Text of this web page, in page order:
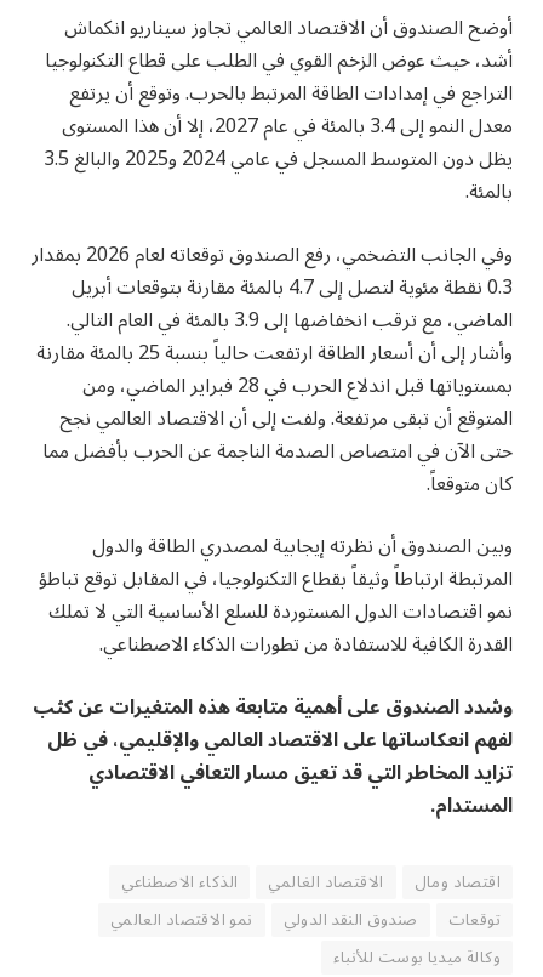
أوضح الصندوق أن الاقتصاد العالمي تجاوز سيناريو انكماش
أشد، حيث عوض الزخم القوي في الطلب على قطاع التكنولوجيا
التراجع في إمدادات الطاقة المرتبط بالحرب. وتوقع أن يرتفع
معدل النمو إلى 3.4 بالمئة في عام 2027، إلا أن هذا المستوى
يظل دون المتوسط المسجل في عامي 2024 و2025 والبالغ 3.5
بالمئة.
وفي الجانب التضخمي، رفع الصندوق توقعاته لعام 2026 بمقدار
0.3 نقطة مئوية لتصل إلى 4.7 بالمئة مقارنة بتوقعات أبريل
الماضي، مع ترقب انخفاضها إلى 3.9 بالمئة في العام التالي.
وأشار إلى أن أسعار الطاقة ارتفعت حالياً بنسبة 25 بالمئة مقارنة
بمستوياتها قبل اندلاع الحرب في 28 فبراير الماضي، ومن
المتوقع أن تبقى مرتفعة. ولفت إلى أن الاقتصاد العالمي نجح
حتى الآن في امتصاص الصدمة الناجمة عن الحرب بأفضل مما
كان متوقعاً.
وبين الصندوق أن نظرته إيجابية لمصدري الطاقة والدول
المرتبطة ارتباطاً وثيقاً بقطاع التكنولوجيا، في المقابل توقع تباطؤ
نمو اقتصادات الدول المستوردة للسلع الأساسية التي لا تملك
القدرة الكافية للاستفادة من تطورات الذكاء الاصطناعي.
وشدد الصندوق على أهمية متابعة هذه المتغيرات عن كثب
لفهم انعكاساتها على الاقتصاد العالمي والإقليمي، في ظل
تزايد المخاطر التي قد تعيق مسار التعافي الاقتصادي
المستدام.
اقتصاد ومال الاقتصاد الغالمي
الذكاء الاصطناعي
توقعات
صندوق النقد الدولي
نمو الاقتصاد العالمي
وكالة ميديا بوست للأنباء